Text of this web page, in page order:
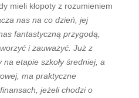
mieli kłopoty z rozumieniem
nas na co dzień, jej
fantastyczną przygodą,
i zauważyć. Już z
etapie szkoły średniej, a
ma praktyczne
jeżeli chodzi o